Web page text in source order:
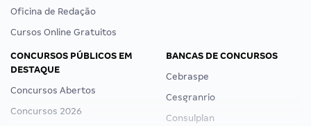
Oficina de Redação
Cursos Online Gratuitos
CONCURSOS PÚBLICOS EM
DESTAQUE
Concursos Abertos
Concursos 2026
BANCAS DE CONCURSOS
Cebraspe
Cesgranrio
Consulplan